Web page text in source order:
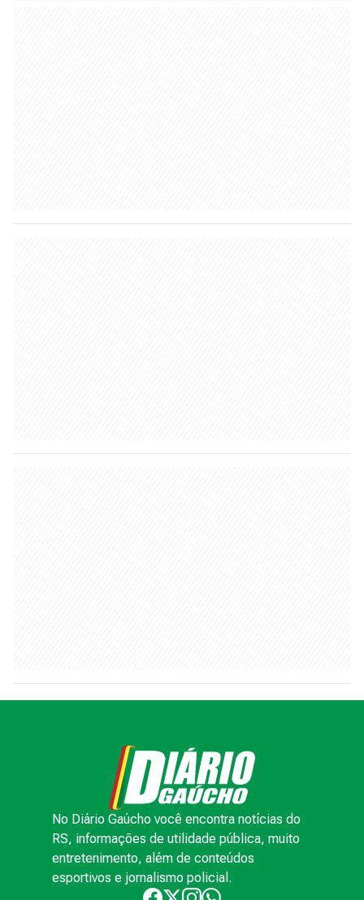
No Diário Gaúcho você encontra notícias do
RS, informações de utilidade pública, muito
entretenimento, além de conteúdos
esportivos e jornalismo policial.